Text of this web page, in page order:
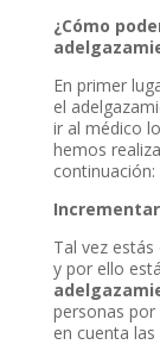
¿Cómo
En primer
el
ir al médico
hemos
continuación:
Tal vez
y por ello
personas por
en cuenta